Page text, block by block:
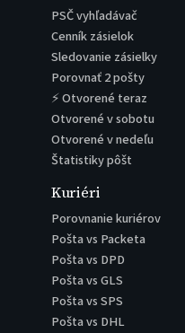
PSČ vyhľadávač
Cenník zásielok
Sledovanie zásielky
Porovnať 2 pošty
⚡ Otvorené teraz
Otvorené v sobotu
Otvorené v nedeľu
Štatistiky pôšt
Kuriéri
Porovnanie kuriérov
Pošta vs Packeta
Pošta vs DPD
Pošta vs GLS
Pošta vs SPS
Pošta vs DHL